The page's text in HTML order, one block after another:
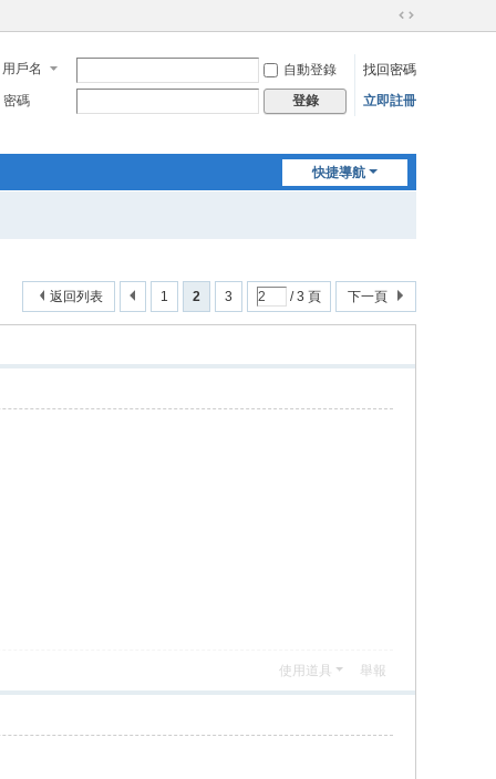
切
到
寬
用戶名 自動登錄
找回密碼
密碼
登錄 立即註冊
快捷導航
1 2 3 / 3 頁 下一頁
返回列表
使用道具 舉報